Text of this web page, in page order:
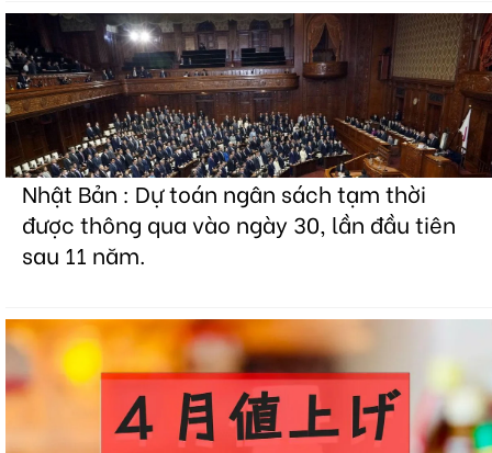
Nhật Bản : Dự toán ngân sách tạm thời
được thông qua vào ngày 30, lần đầu tiên
sau 11 năm.